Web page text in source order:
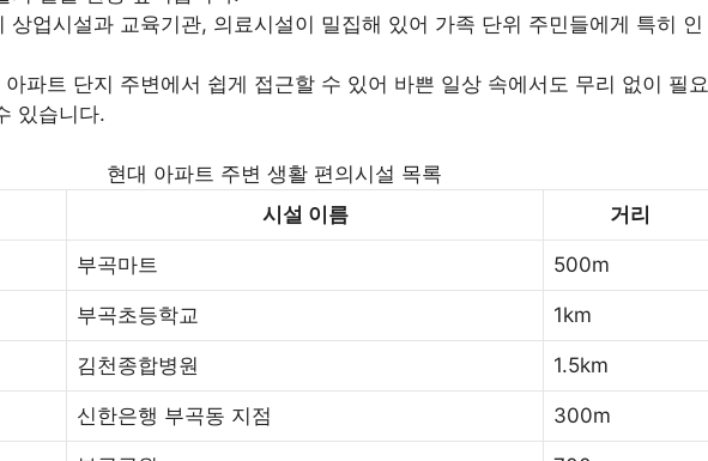
상업시설과 교육기관, 의료시설이 밀집해 있어 가족 단위 주민들에게 특히 인
파트 단지 주변에서 쉽게 접근할 수 있어 바쁜 일상 속에서도 무리 없이 필요
있습니다.
현대 아파트 주변 생활 편의시설 목록
시설 이름 거리
부곡마트 500m
부곡초등학교 1km
김천종합병원 1.5km
신한은행 부곡동 지점 300m